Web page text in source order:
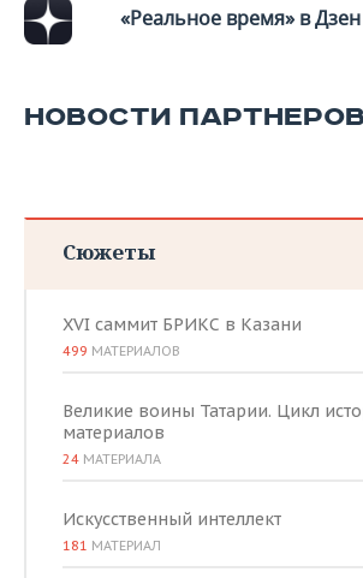
«Реальное время» в Дзен
НОВОСТИ ПАРТНЕРОВ
Сюжеты
XVI саммит БРИКС в Казани
499 МАТЕРИАЛОВ
Великие воины Татарии. Цикл
материалов
24 МАТЕРИАЛА
Искусственный интеллект
181 МАТЕРИАЛ